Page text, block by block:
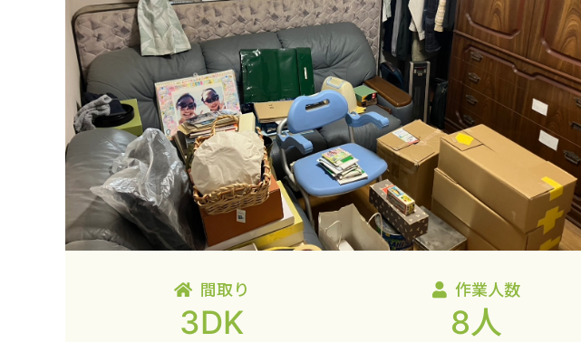
間取り
3DK
作業人数
8人